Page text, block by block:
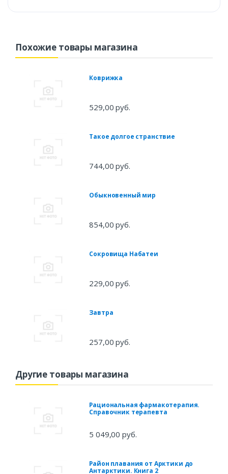
Похожие товары магазина
Коврижка
529,00 руб.
Такое долгое странствие
744,00 руб.
Обыкновенный мир
854,00 руб.
Сокровища Набатеи
229,00 руб.
Завтра
257,00 руб.
Другие товары магазина
Рациональная фармакотерапия.
Справочник терапевта
5 049,00 руб.
Район плавания от Арктики до
Антарктики. Книга 2